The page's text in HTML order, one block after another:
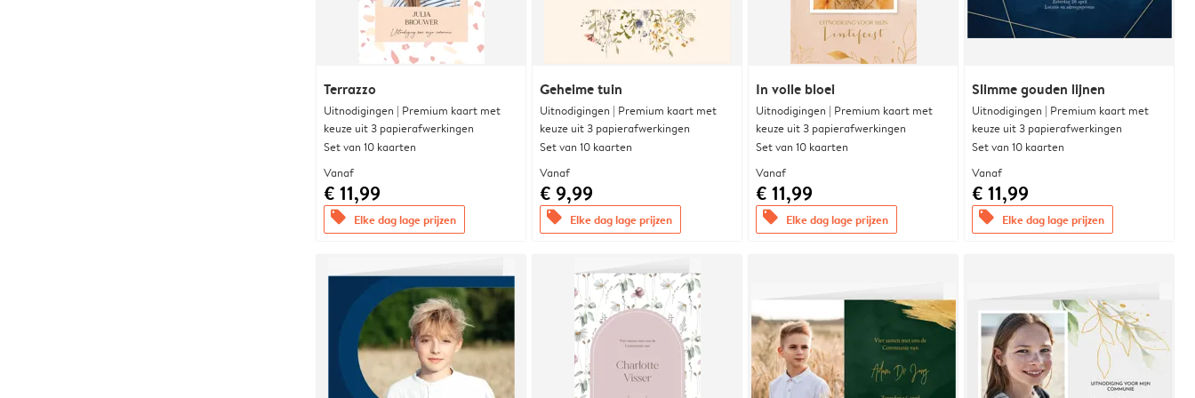
Terrazzo
Uitnodigingen | Premium kaart met
keuze uit 3 papierafwerkingen
Set van 10 kaarten
Vanaf
€ 11,99
offers Elke dag lage prijzen
Geheime tuin
Uitnodigingen | Premium kaart met
keuze uit 3 papierafwerkingen
Set van 10 kaarten
Vanaf
€ 9,99
offers Elke dag lage prijzen
In volle bloei
Uitnodigingen | Premium kaart met
keuze uit 3 papierafwerkingen
Set van 10 kaarten
Vanaf
€ 11,99
offers Elke dag lage prijzen
Slimme gouden lijnen
Uitnodigingen | Premium kaart met
keuze uit 3 papierafwerkingen
Set van 10 kaarten
Vanaf
€ 11,99
offers Elke dag lage prijzen